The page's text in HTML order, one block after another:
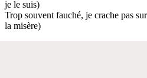
je le suis)
Trop souvent fauché, je crache pas
la misère)